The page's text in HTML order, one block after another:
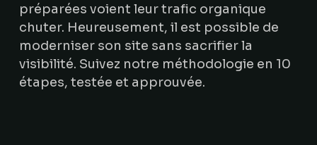
préparées voient leur trafic organique
chuter. Heureusement, il est possible de
moderniser son site sans sacrifier la
visibilité. Suivez notre méthodologie en 10
étapes, testée et approuvée.